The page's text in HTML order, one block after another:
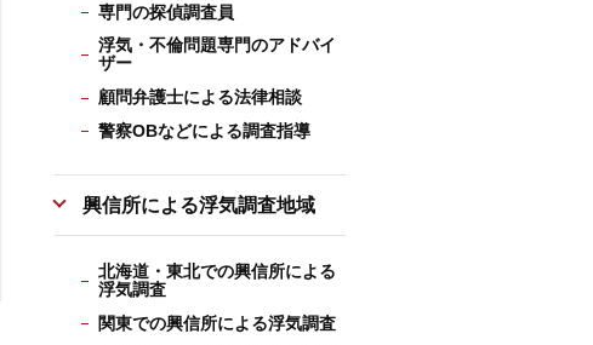
専門の探偵調査員
浮気・不倫問題専門のアドバイ
ザー
顧問弁護士による法律相談
警察OBなどによる調査指導
興信所による浮気調査地域
北海道・東北での興信所による
浮気調査
関東での興信所による浮気調査